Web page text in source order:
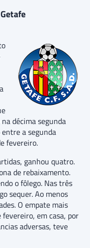
décima segunda
a segunda
fevereiro.
ganhou quatro.
de rebaixamento.
o fôlego. Nas três
sequer. Ao menos
O empate mais
em casa, por
adversas, teve